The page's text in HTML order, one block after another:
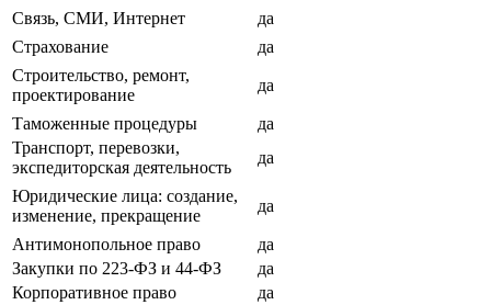
Связь, СМИ, Интернет
да
Страхование
да
Строительство, ремонт,
проектирование
да
Таможенные процедуры
да
Транспорт, перевозки,
экспедиторская деятельность
да
Юридические лица: создание,
изменение, прекращение
да
Антимонопольное право
да
Закупки по 223-ФЗ и 44-ФЗ
да
Корпоративное право
да